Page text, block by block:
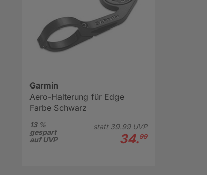
Garmin
Aero-Halterung für Edge
Farbe Schwarz
13 %
gespart
auf UVP
statt 39.99UVP
34.99